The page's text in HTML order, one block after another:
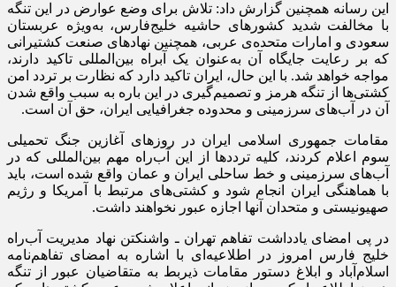
این رسانه همچنین گزارش داد: تلاش برای وضع عوارض در این تنگه
با مخالفت شدید کشور‌های حاشیه خلیج‌فارس، به‌ویژه عربستان
سعودی و امارات متحده‌ی عربی، همچنین نهاد‌های صنعت کشتیرانی
که بر رعایت جایگاه آن به‌عنوان یک آبراه بین‌المللی تاکید دارند،
مواجه خواهد شد. با این حال، ایران تاکید دارد که نظارت بر تردد امن
کشتی‌ها از تنگه هرمز و تصمیم‌گیری در این باره به سبب واقع شدن
آن در آب‌های سرزمینی و محدوده جغرافیایی ایران، حق آن است.
مقامات جمهوری اسلامی ایران در روز‌های آغازین جنگ تحمیلی
سوم اعلام کردند، کلیه تردد‌ها از این آب‌راه مهم بین‌المللی که در
آب‌های سرزمینی و خط ساحلی ایران و عمان واقع شده است، باید
با هماهنگی ایران انجام شود و کشتی‌های مرتبط با آمریکا و رژیم
صهیونیستی و متحدان آنها اجازه عبور نخواهند داشت.
در پی امضای یادداشت تفاهم تهران ـ واشنکتن نهاد مدیریت آب‌راه
خلیج فارس امروز در اطلاعیه‌ای با اشاره به امضای تفاهم‌نامه
اسلام‌آباد و ابلاغ دستور مقامات ذیربط به متقاضیان عبور از تنگه